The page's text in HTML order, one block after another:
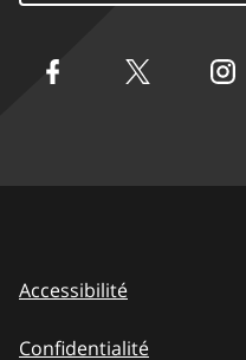
Accessibilité
Confidentialité